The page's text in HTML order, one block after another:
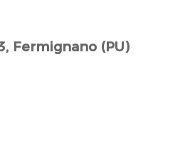
Fermignano (PU)